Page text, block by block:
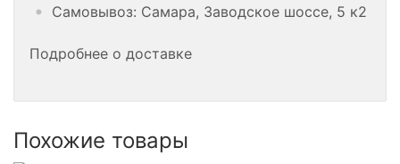
Самовывоз: Самара, Заводское шоссе, 5 к2
Подробнее о доставке
Похожие товары